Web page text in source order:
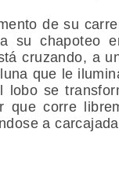
de su
su chapoteo
cruzando, a
que le
lobo se
que corre
a